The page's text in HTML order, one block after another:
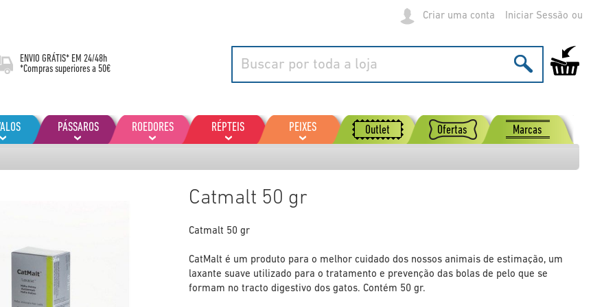
Criar uma conta Iniciar Sessão
ENVIO GRÁTIS* EM 24/48h
*Compras superiores a 50€
O Meu
PÁSSAROS ROEDORES RÉPTEIS PEIXES Outlet Ofertas Marcas
Catmalt 50 gr
Catmalt 50 gr
CatMalt é um produto para o melhor cuidado dos nossos animais de estimação, um
laxante suave utilizado para o tratamento e prevenção das bolas de pelo que se
formam no tracto digestivo dos gatos. Contém 50 gr.